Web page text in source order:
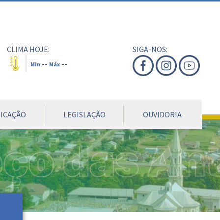
CLIMA HOJE:
Min -- Máx --
SIGA-NOS:
LEGISLAÇÃO OUVIDORIA